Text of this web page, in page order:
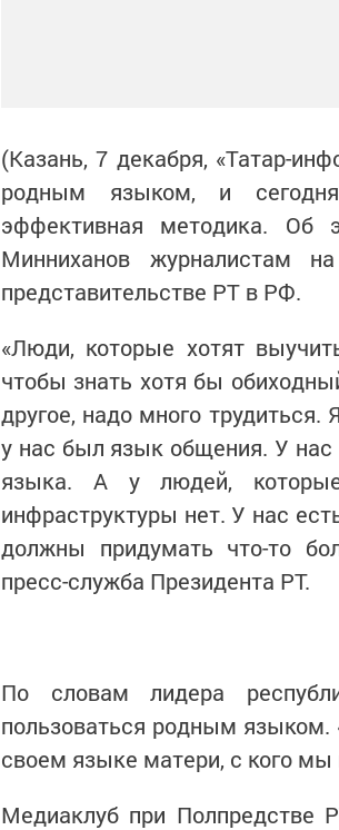
(Казань, 7 декабря, «Татар-
родным языком, и
эффективная методика. Об
Минниханов журналистам
представительстве РТ в РФ.
«Люди, которые хотят
чтобы знать хотя бы
другое, надо много
у нас был язык общения. У нас
языка. А у людей,
инфраструктуры нет. У нас
должны придумать что-то
пресс-служба Президента РТ.
По словам лидера
пользоваться родным
своем языке матери, с кого
Медиаклуб при Полпредстве